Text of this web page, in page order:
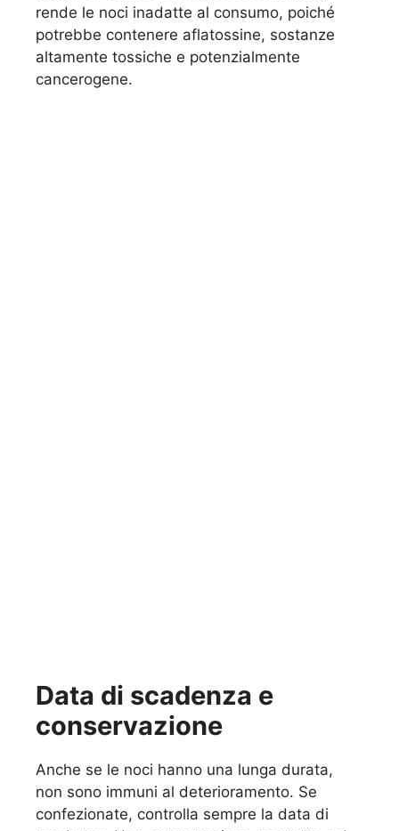
rende le noci inadatte al consumo, poiché
potrebbe contenere aflatossine, sostanze
altamente tossiche e potenzialmente
cancerogene.
Data di scadenza e
conservazione
Anche se le noci hanno una lunga durata,
non sono immuni al deterioramento. Se
confezionate, controlla sempre la data di